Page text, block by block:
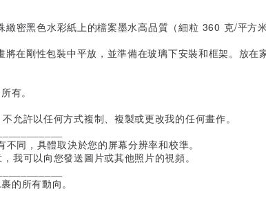
密黑色水彩紙上的檔案墨水高品質（細粒 360 克/平方米
在剛性包裝中平放，並準備在玻璃下安裝和框架。放在
有。
允許以任何方式複制、複製或更改我的任何畫作。
同，具體取決於您的屏幕分辨率和校準。
我可以向您發送圖片或其他照片的視頻。
的所有動向。